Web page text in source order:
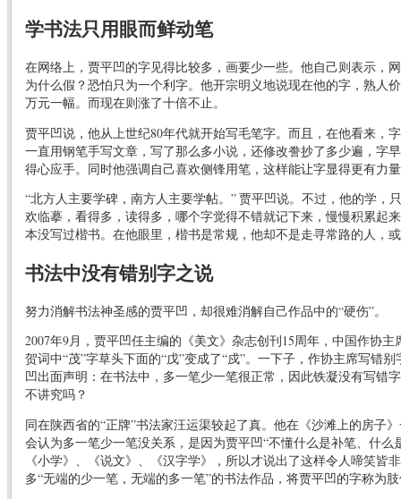
学书法只用眼而鲜动笔
在网络上，贾平凹的字见得比较多，画要少一些。他自己则表示，
为什么假？恐怕只为一个利字。他开宗明义地说现在他的字，熟人
万元一幅。而现在则涨了十倍不止。
贾平凹说，他从上世纪80年代就开始写毛笔字。而且，在他看来，
一直用钢笔手写文章，写了那么多小说，还修改誊抄了多少遍，字
得心应手。同时他强调自己喜欢侧锋用笔，这样能让字显得更有力
“北方人主要学碑，南方人主要学帖。” 贾平凹说。不过，他的学，
欢临摹，看得多，读得多，哪个字觉得不错就记下来，慢慢积累起
本没写过楷书。在他眼里，楷书是常规，他却不是走寻常路的人，
书法中没有错别字之说
努力消解书法神圣感的贾平凹，却很难消解自己作品中的“硬伤”。
2007年9月，贾平凹任主编的《美文》杂志创刊15周年，中国作协
贺词中“茂”字草头下面的“戊”变成了“戍”。一下子，作协主席写错
凹出面声明：在书法中，多一笔少一笔很正常，因此铁凝没有写错
不讲究吗？
同在陕西省的“正牌”书法家汪运渠较起了真。他在《沙滩上的房子
会认为多一笔少一笔没关系，是因为贾平凹“不懂什么是补笔、什么
《小学》、《说文》、《汉字学》，所以才说出了这样令人啼笑皆
多“无端的少一笔，无端的多一笔”的书法作品，将贾平凹的字称为